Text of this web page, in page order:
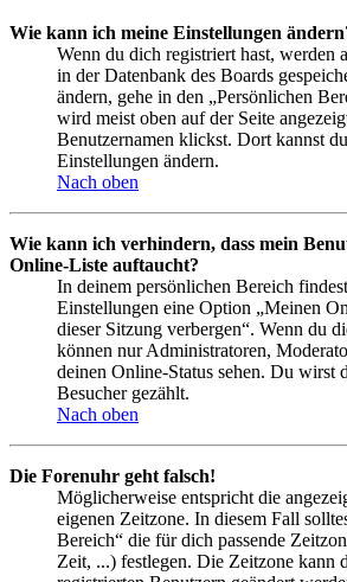
Wie kann ich meine Einstellungen
Wenn du dich registriert hast, werden
in der Datenbank des Boards
ändern, gehe in den „Persönlichen
wird meist oben auf der Seite
Benutzernamen klickst. Dort kannst
Einstellungen ändern.
Nach oben
Wie kann ich verhindern, dass mein
Online-Liste auftaucht?
In deinem persönlichen Bereich
Einstellungen eine Option „Meinen
dieser Sitzung verbergen“. Wenn du
können nur Administratoren,
deinen Online-Status sehen. Du wirst
Besucher gezählt.
Nach oben
Die Forenuhr geht falsch!
Möglicherweise entspricht die
eigenen Zeitzone. In diesem Fall
Bereich“ die für dich passende
Zeit, ...) festlegen. Die Zeitzone kann